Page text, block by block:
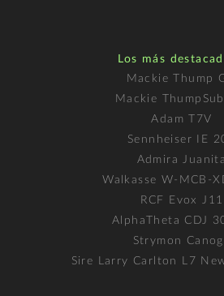
Los más
Mackie Thump
Mackie
Adam T7V
Sennheiser IE
Admira Juanita
Walkasse W-MCB-
RCF Evox J11
AlphaTheta CDJ
Strymon
Sire Larry Carlton L7